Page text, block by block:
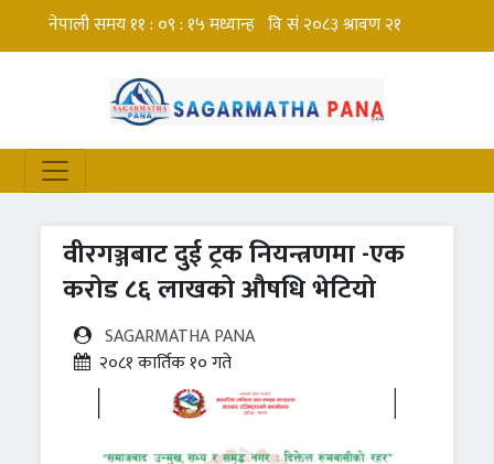
वीरगञ्जबाट दुई ट्रक नियन्त्रणमा -एक
करोड ८६ लाखको औषधि भेटियो
SAGARMATHA PANA
२०८१ कार्तिक १० गते